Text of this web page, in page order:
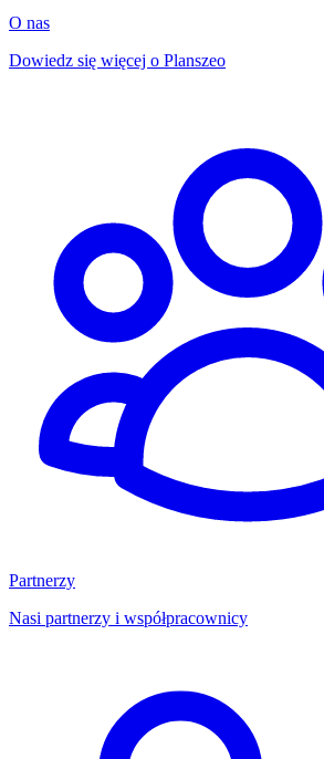
O nas
Dowiedz się więcej o Planszeo
Partnerzy
Nasi partnerzy i współpracownicy